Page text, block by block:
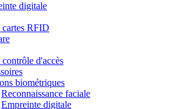
digitale
cartes RFID
contrôle d'accès
biométriques
Reconnaissance faciale
Empreinte digitale